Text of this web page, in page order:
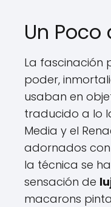
Un
La fascinación
poder,
usaban en
traducido a lo
Media y el
adornados
la técnica se
sensación de
macarons